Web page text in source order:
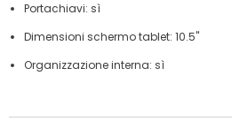
Portachiavi: sì
Dimensioni schermo tablet: 10.5"
Organizzazione interna: sì